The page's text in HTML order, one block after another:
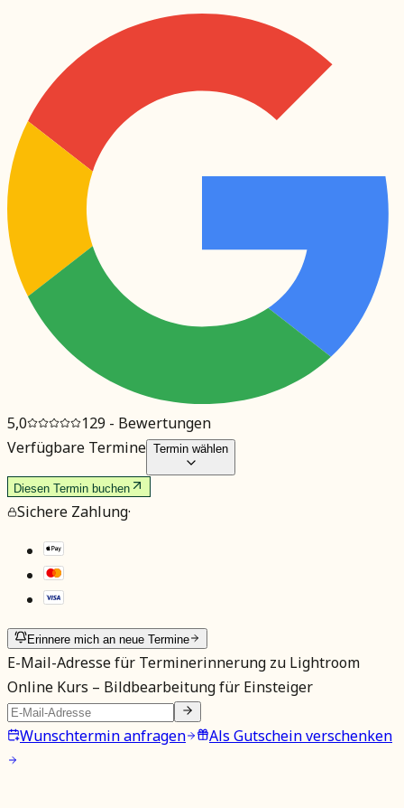
5,0 129 - Bewertungen
Verfügbare Termine Termin wählen
Diesen Termin buchen
Sichere Zahlung·
Erinnere mich an neue Termine
E-Mail-Adresse für Terminerinnerung zu Lightroom
Online Kurs – Bildbearbeitung für Einsteiger
Wunschtermin anfragen Als Gutschein verschenken